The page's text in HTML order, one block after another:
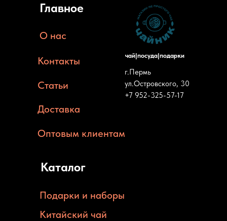
Главное
Каталог
О нас
Подарки и наборы
Доставка
Китайский чай
Оптовым клиентам
Контакты
Статьи
чай|посуда|подарки
г.Пермь
ул.Островского, 30
+7 952-325-57-17